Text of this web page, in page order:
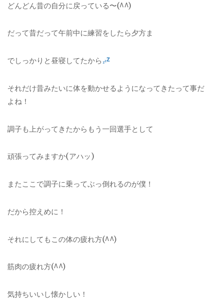
どんどん昔の自分に戻っている〜(^^)
だって昔だって午前中に練習をしたら夕方ま
でしっかりと昼寝してたから
それだけ昔みたいに体を動かせるようになってきたって事だ
よね！
調子も上がってきたからもう一回選手として
頑張ってみますか(アハッ)
またここで調子に乗ってぶっ倒れるのが僕！
だから控えめに！
それにしてもこの体の疲れ方(^^)
筋肉の疲れ方(^^)
気持ちいいし懐かしい！